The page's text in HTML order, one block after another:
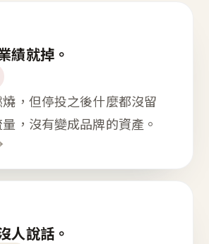
績就掉。
，但停投之後什麼都沒留
，沒有變成品牌的資產。
人說話。